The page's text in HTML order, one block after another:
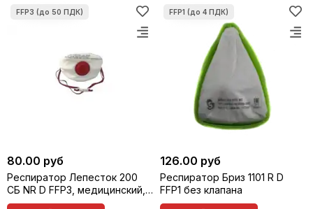
80.00 руб
Респиратор Лепесток 200
СБ NR D FFP3, медицинский,
с клапаном
126.00 руб
Респиратор Бриз 1101 R D
FFP1 без клапана